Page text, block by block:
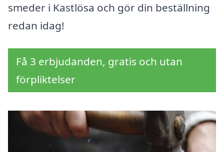
smeder i Kastlösa och gör din beställning
redan idag!
Få 3 erbjudanden, gratis och utan
förpliktelser